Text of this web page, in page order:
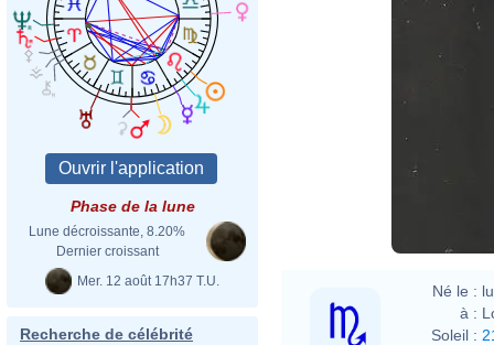
Phase de la lune
Lune décroissante, 8.20%
Dernier croissant
Mer. 12 août 17h37 T.U.
Recherche de célébrité
Né le :
à :
Soleil :